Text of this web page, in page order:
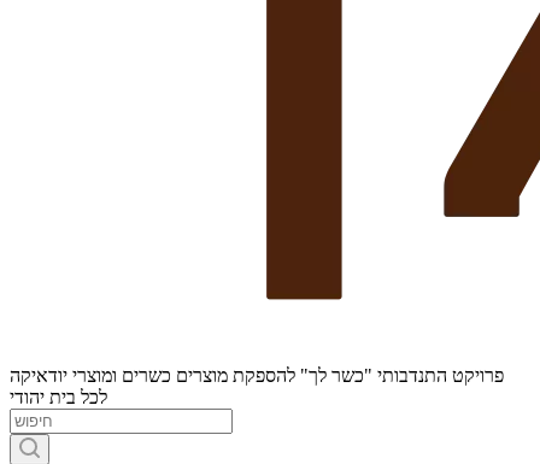
פרויקט התנדבותי "כשר לך" להספקת מוצרים כשרים ומוצרי יודאיקה
לכל בית יהודי